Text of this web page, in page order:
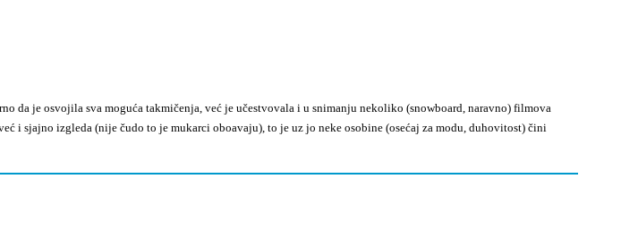
da je osvojila sva moguća takmičenja, već je učestvovala i u snimanju nekoliko (snowboard, naravno) filmova
i sjajno izgleda (nije čudo to je mukarci oboavaju), to je uz jo neke osobine (osećaj za modu, duhovitost) čini